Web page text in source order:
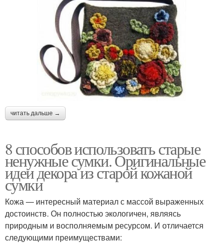
читать дальше →
8 способов использовать старые
ненужные сумки. Оригинальные
идеи декора из старой кожаной
сумки
Кожа — интересный материал с массой выраженных
достоинств. Он полностью экологичен, являясь
природным и восполняемым ресурсом. И отличается
следующими преимуществами: